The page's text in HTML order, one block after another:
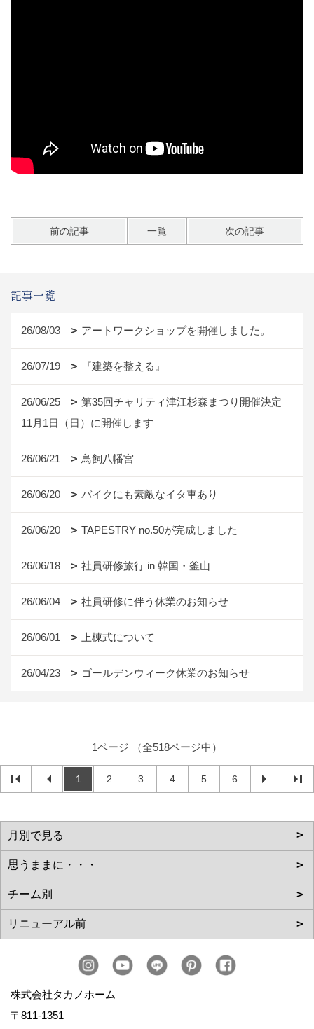
前の記事 一覧 次の記事
記事一覧
26/08/03 アートワークショップを開催しました。
26/07/19 『建築を整える』
26/06/25
第35回チャリティ津江杉森まつり開催決定｜
11月1日（日）に開催します
26/06/21 鳥飼八幡宮
26/06/20 バイクにも素敵なイタ車あり
26/06/20 TAPESTRY no.50が完成しました
26/06/18 社員研修旅行 in 韓国・釜山
26/06/04 社員研修に伴う休業のお知らせ
26/06/01 上棟式について
26/04/23 ゴールデンウィーク休業のお知らせ
1ページ （全518ページ中）
1 2 3 4 5 6
株式会社タカノホーム
〒811-1351